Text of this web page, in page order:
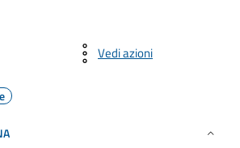
Vedi azioni